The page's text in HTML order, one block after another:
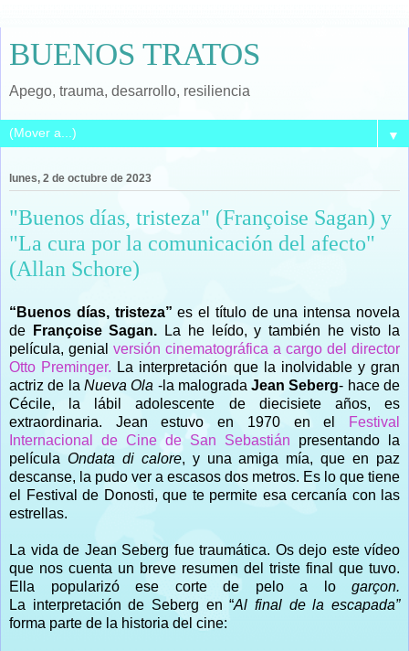
BUENOS TRATOS
Apego, trauma, desarrollo, resiliencia
▼
lunes, 2 de octubre de 2023
"Buenos días, tristeza" (Françoise Sagan) y
"La cura por la comunicación del afecto"
(Allan Schore)
“Buenos días, tristeza” es el título de una intensa novela
de
Françoise Sagan. La he leído, y también he visto la
película, genial versión cinematográfica a cargo del director
Otto Preminger. La interpretación que la inolvidable y gran
actriz de la Nueva Ola -la malogradaJean Seberg- hace de
Cécile, la lábil adolescente de diecisiete años, es
extraordinaria. Jean estuvo en 1970 en el
Festival
Internacional de Cine de San Sebastián presentando la
película Ondata di calore, y una amiga mía, que en paz
descanse, la pudo ver a escasos dos metros. Es lo que tiene
el Festival de Donosti, que te permite esa cercanía con las
estrellas.
La vida de Jean Seberg fue traumática. Os dejo este vídeo
que nos cuenta un breve resumen del triste final que tuvo.
Ella popularizó ese corte de pelo a logarçon.
La interpretación de Seberg en “Al final de la escapada”
forma parte de la historia del cine: